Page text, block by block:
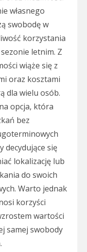
własnego
swobodę w
korzystania
letnim. Z
wiąże się z
oraz kosztami
dla wielu osób.
opcja, która
bez
decydujące się
lokalizację lub
do swoich
Warto jednak
korzyści
wartości
samej swobody